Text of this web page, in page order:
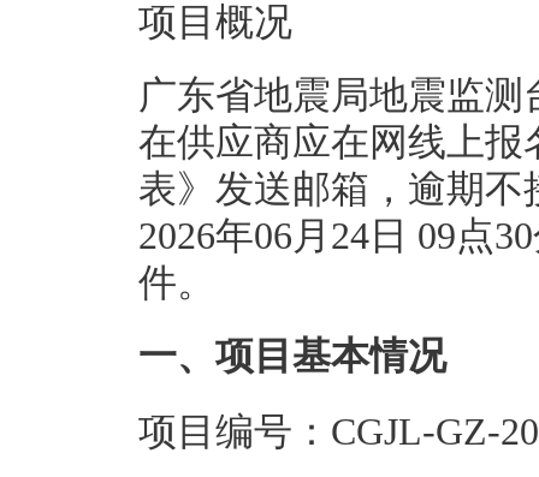
项目概况
广东省地震局地震监
在供应商应在网线上
表》发送邮箱，逾期
2026年06月24日 09点
件。
一、项目基本情况
项目编号：CGJL-GZ-